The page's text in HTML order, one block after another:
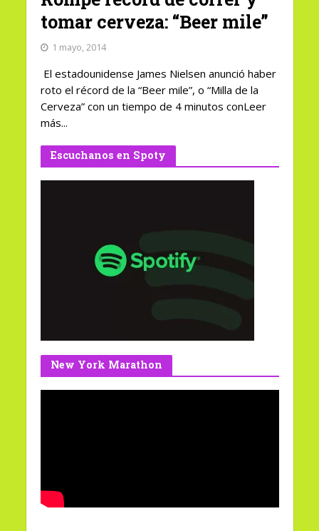
tomar cerveza: “Beer mile”
1 mayo, 2014
El estadounidense James Nielsen anunció haber
roto el récord de la “Beer mile”, o “Milla de la
Cerveza” con un tiempo de 4 minutos conLeer
más...
Escuchanos en Spoty
New York Marathon